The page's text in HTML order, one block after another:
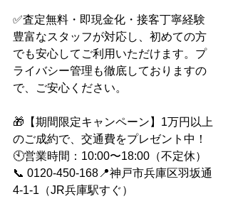
✅査定無料・即現金化・接客丁寧経験
豊富なスタッフが対応し、初めての方
でも安心してご利用いただけます。プ
ライバシー管理も徹底しておりますの
で、ご安心ください。
🎁【期間限定キャンペーン】1万円以上
のご成約で、交通費をプレゼント中！
🕙営業時間：10:00〜18:00（不定休）
📞 0120-450-168📍神戸市兵庫区羽坂通
4-1-1（JR兵庫駅すぐ）